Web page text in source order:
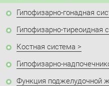
Гипофизарно-гонадная
Гипофизарно-тиреоидная
Костная система
Гипофизарно-
Функция поджелудочной